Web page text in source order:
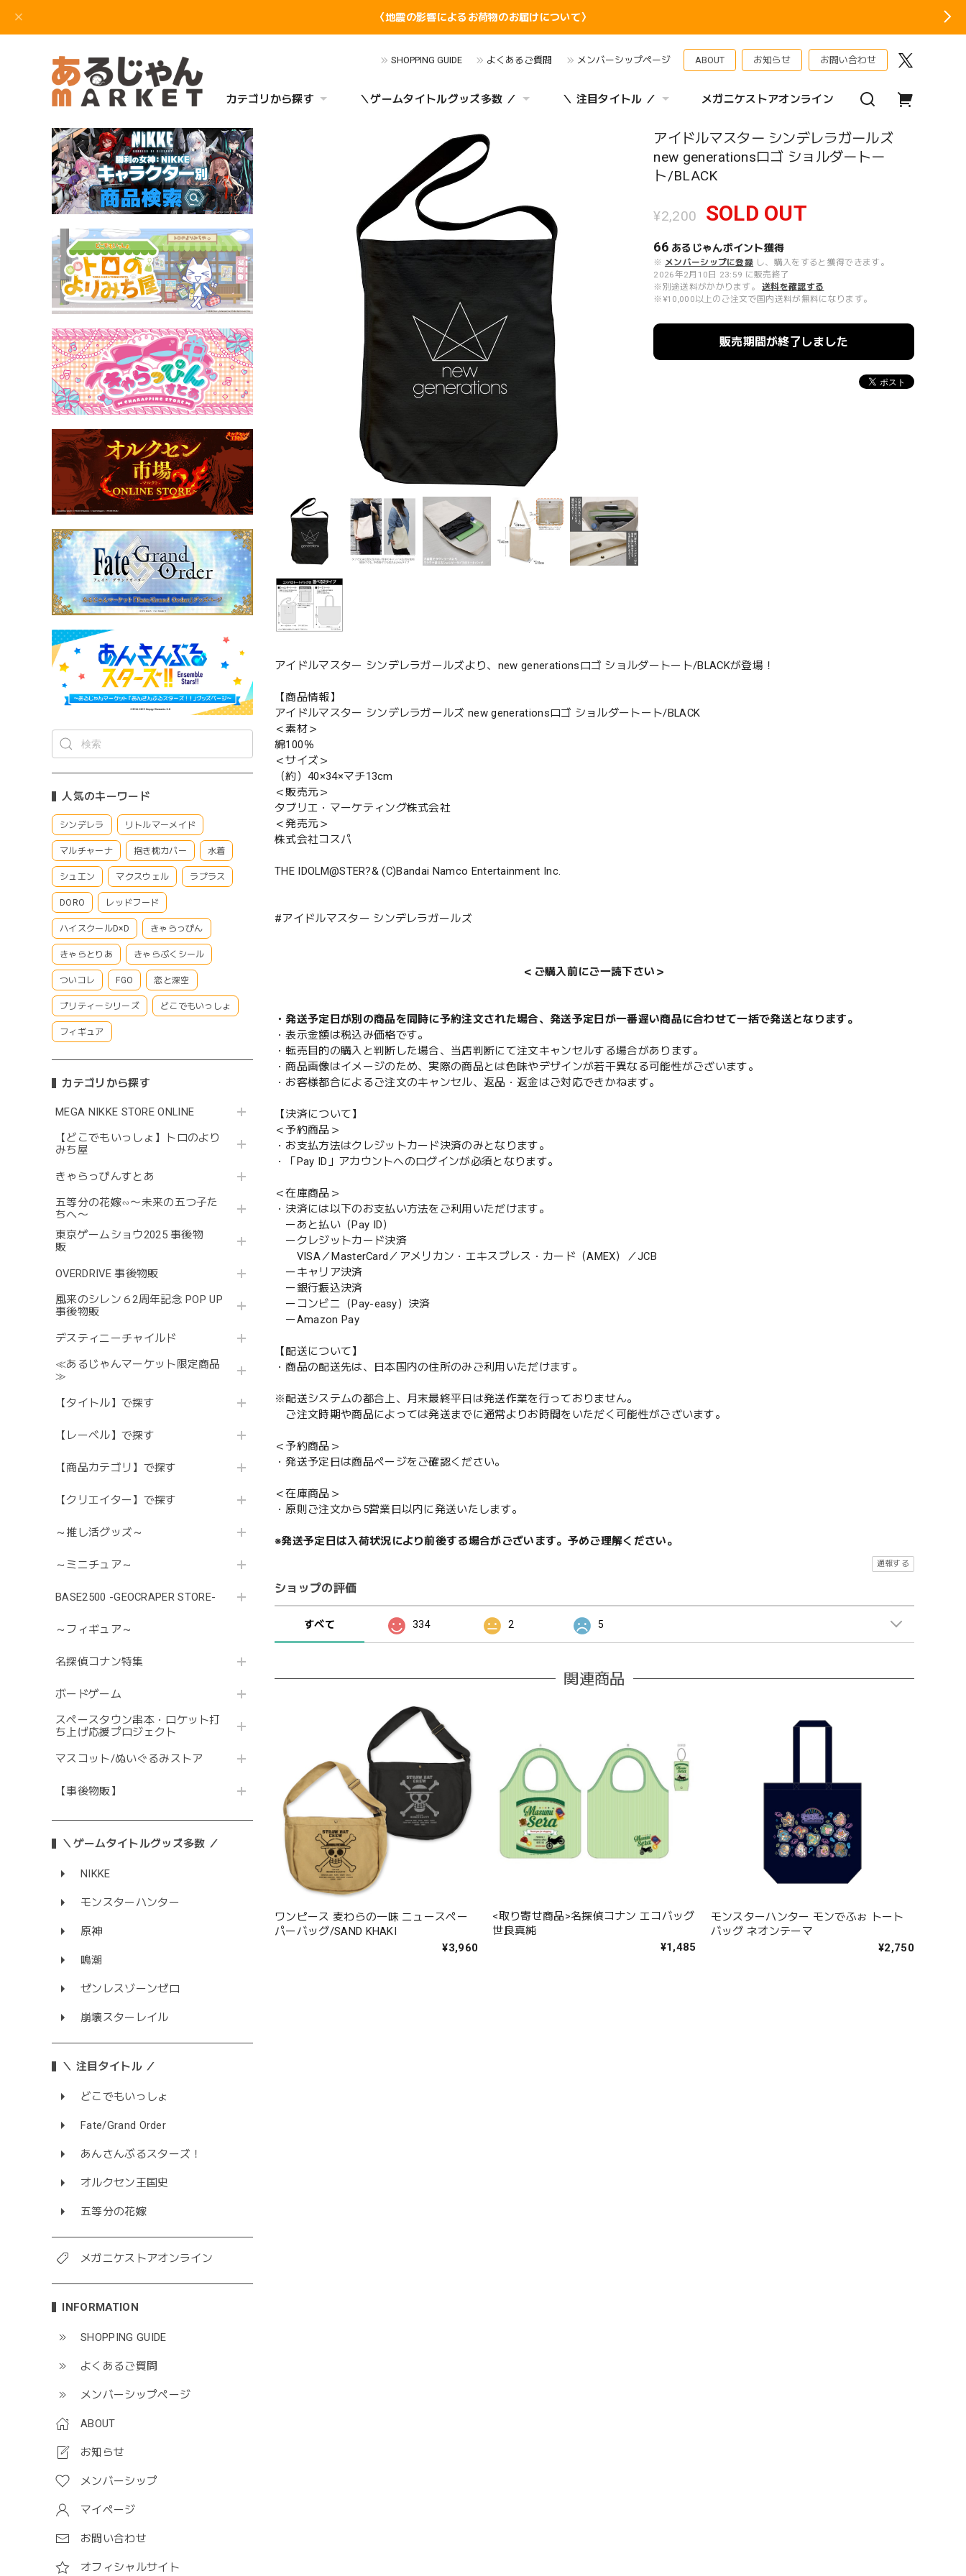
〈地震の影響によるお荷物のお届けについて〉
SHOPPING GUIDE よくあるご質問 メンバーシップページ ABOUT お知らせ お問い合わせ
カテゴリから探す ＼ゲームタイトルグッズ多数 ／ ＼ 注目タイトル ／ メガニケストアオンライン
人気のキーワード
シンデレラ リトルマーメイド
マルチャーナ 抱き枕カバー 水着
シュエン マクスウェル ラプラス
DORO レッドフード
ハイスクールD×D きゃらっぴん
きゃらとりあ きゃらぷくシール
ついコレ FGO 恋と深空
プリティーシリーズ どこでもいっしょ
フィギュア
カテゴリから探す
MEGA NIKKE STORE ONLINE
【どこでもいっしょ】トロのより
みち屋
きゃらっぴんすとあ
五等分の花嫁∽〜未来の五つ子た
ちへ〜
東京ゲームショウ2025 事後物
販
OVERDRIVE 事後物販
風来のシレン６2周年記念 POP UP
事後物販
デスティニーチャイルド
≪あるじゃんマーケット限定商品
≫
【タイトル】で探す
【レーベル】で探す
【商品カテゴリ】で探す
【クリエイター】で探す
～推し活グッズ～
～ミニチュア～
BASE2500 -GEOCRAPER STORE-
～フィギュア～
名探偵コナン特集
ボードゲーム
スペースタウン串本・ロケット打
ち上げ応援プロジェクト
マスコット/ぬいぐるみストア
【事後物販】
＼ゲームタイトルグッズ多数 ／
NIKKE
モンスターハンター
原神
鳴潮
ゼンレスゾーンゼロ
崩壊スターレイル
＼ 注目タイトル ／
どこでもいっしょ
Fate/Grand Order
あんさんぶるスターズ！
オルクセン王国史
五等分の花嫁
メガニケストアオンライン
INFORMATION
SHOPPING GUIDE
よくあるご質問
メンバーシップページ
ABOUT
お知らせ
メンバーシップ
マイページ
お問い合わせ
オフィシャルサイト
アイドルマスター シンデレラガールズ
new generationsロゴ ショルダートー
ト/BLACK
¥2,200 SOLD OUT
66 あるじゃんポイント獲得
※ メンバーシップに登録 し、購入をすると獲得できます。
2026年2月10日 23:59 に販売終了
※別途送料がかかります。
送料を確認する
※¥10,000以上のご注文で国内送料が無料になります。
販売期間が終了しました
アイドルマスター シンデレラガールズより、new generationsロゴ ショルダートート/BLACKが登場！
【商品情報】
アイドルマスター シンデレラガールズ new generationsロゴ ショルダートート/BLACK
＜素材＞
綿100％
＜サイズ＞
（約）40×34×マチ13cm
＜販売元＞
タブリエ・マーケティング株式会社
＜発売元＞
株式会社コスパ
THE IDOLM@STER?& (C)Bandai Namco Entertainment Inc.
#アイドルマスター シンデレラガールズ
＜ご購入前にご一読下さい＞
・発送予定日が別の商品を同時に予約注文された場合、発送予定日が一番遅い商品に合わせて一括で発送となります。
・表示金額は税込み価格です。
・転売目的の購入と判断した場合、当店判断にて注文キャンセルする場合があります。
・商品画像はイメージのため、実際の商品とは色味やデザインが若干異なる可能性がございます。
・お客様都合によるご注文のキャンセル、返品・返金はご対応できかねます。
【決済について】
＜予約商品＞
・お支払方法はクレジットカード決済のみとなります。
・「Pay ID」アカウントへのログインが必須となります。
＜在庫商品＞
・決済には以下のお支払い方法をご利用いただけます。
ーあと払い（Pay ID）
ークレジットカード決済
VISA／MasterCard／アメリカン・エキスプレス・カード（AMEX）／JCB
ーキャリア決済
ー銀行振込決済
ーコンビニ（Pay-easy）決済
ーAmazon Pay
【配送について】
・商品の配送先は、日本国内の住所のみご利用いただけます。
※配送システムの都合上、月末最終平日は発送作業を行っておりません。
ご注文時期や商品によっては発送までに通常よりお時間をいただく可能性がございます。
＜予約商品＞
・発送予定日は商品ページをご確認ください。
＜在庫商品＞
・原則ご注文から5営業日以内に発送いたします。
※発送予定日は入荷状況により前後する場合がございます。予めご理解ください。
通報する
ショップの評価
すべて 334 2 5
関連商品
ワンピース 麦わらの一味 ニュースペー
パーバッグ/SAND KHAKI
¥3,960
<取り寄せ商品>名探偵コナン エコバッグ
世良真純
¥1,485
モンスターハンター モンでふぉ トート
バッグ ネオンテーマ
¥2,750